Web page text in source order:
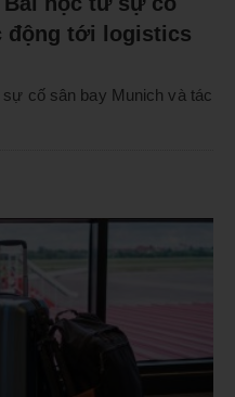
động tới logistics
sự cố sân bay Munich và tác